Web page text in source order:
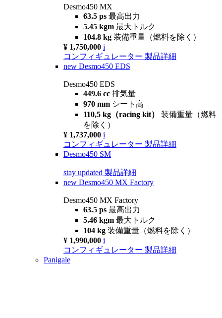
Desmo450 MX
63.5 ps 最高出力
5.45 kgm 最大トルク
104.8 kg 装備重量（燃料を除く）
¥ 1,750,000 i
コンフィギュレーター 製品詳細
new Desmo450 EDS
Desmo450 EDS
449.6 cc 排気量
970 mm シート高
110,5 kg（racing kit） 装備重量（燃料
を除く）
¥ 1,737,000 i
コンフィギュレーター 製品詳細
Desmo450 SM
stay updated 製品詳細
new Desmo450 MX Factory
Desmo450 MX Factory
63.5 ps 最高出力
5.46 kgm 最大トルク
104 kg 装備重量（燃料を除く）
¥ 1,990,000 i
コンフィギュレーター 製品詳細
Panigale